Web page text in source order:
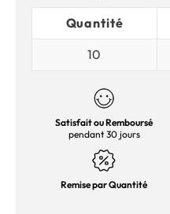
Quantité
10
Satisfait ou Remboursé
pendant 30 jours
Remise par Quantité